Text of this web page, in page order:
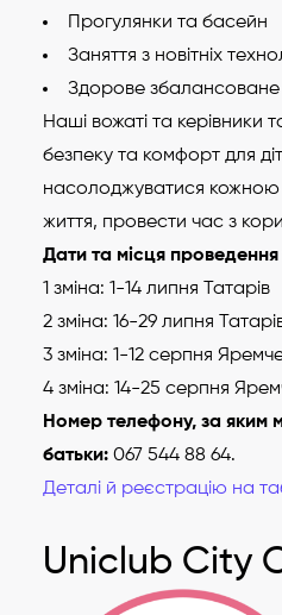
Прогулянки та басейн
Заняття з новітніх
Здорове збалансоване
Наші вожаті та керівники
безпеку та комфорт для
насолоджуватися
життя, провести час з
Дати та місця
1 зміна: 1-14 липня Татарів
2 зміна: 16-29 липня
3 зміна: 1-12 серпня
4 зміна: 14-25 серпня
Номер телефону, за яким
батьки: 067 544 88 64.
Деталі й реєстрацію на
Uniclub City